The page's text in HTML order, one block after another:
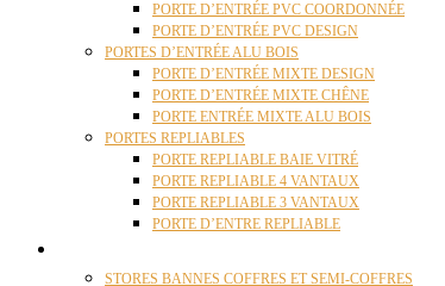
PORTE D’ENTRÉE PVC COORDONNÉE
PORTE D’ENTRÉE PVC DESIGN
PORTES D’ENTRÉE ALU BOIS
PORTE D’ENTRÉE MIXTE DESIGN
PORTE D’ENTRÉE MIXTE CHÊNE
PORTE ENTRÉE MIXTE ALU BOIS
PORTES REPLIABLES
PORTE REPLIABLE BAIE VITRÉ
PORTE REPLIABLE 4 VANTAUX
PORTE REPLIABLE 3 VANTAUX
PORTE D’ENTRE REPLIABLE
STORES BANNES COFFRES ET SEMI-COFFRES